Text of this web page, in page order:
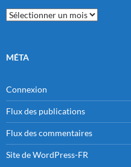
Archives
MÉTA
Connexion
Flux des publications
Flux des commentaires
Site de WordPress-FR